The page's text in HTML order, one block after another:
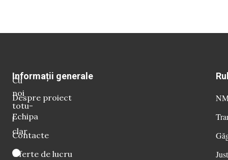
Cu
noi
totu-
i
clar
Informații generale
Despre proiect
Echipa
Contacte
Oferte de lucru